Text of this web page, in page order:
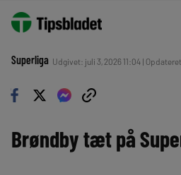
Superliga Udgivet: juli 3, 2026 11:04 |
Brøndby tæt på